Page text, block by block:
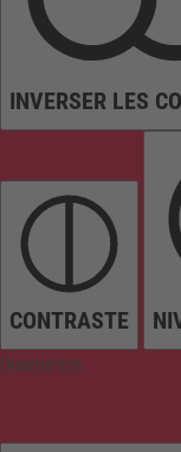
INVERSER LES
CONTRASTE
Orientation